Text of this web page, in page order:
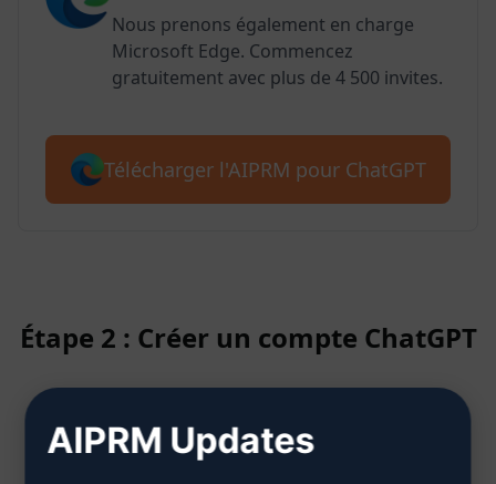
Nous prenons également en charge
Microsoft Edge. Commencez
gratuitement avec plus de 4 500 invites.
Télécharger l'AIPRM pour ChatGPT
Étape 2 : Créer un compte ChatGPT
Cliquez ici pour savoir comment
créer un compte ChatGPT
AIPRM Updates